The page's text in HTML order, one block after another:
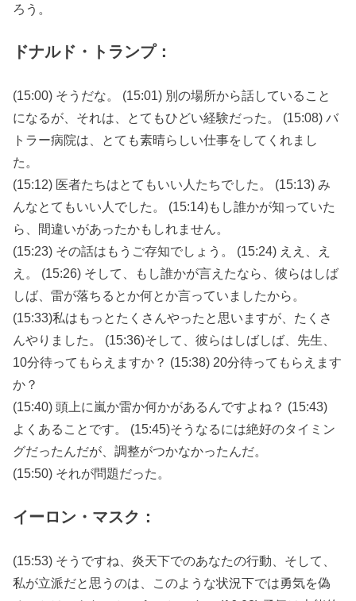
ろう。
ドナルド・トランプ：
(15:00) そうだな。 (15:01) 別の場所から話していること
になるが、それは、とてもひどい経験だった。 (15:08) バ
トラー病院は、とても素晴らしい仕事をしてくれまし
た。
(15:12) 医者たちはとてもいい人たちでした。 (15:13) み
んなとてもいい人でした。 (15:14)もし誰かが知っていた
ら、間違いがあったかもしれません。
(15:23) その話はもうご存知でしょう。 (15:24) ええ、え
え。 (15:26) そして、もし誰かが言えたなら、彼らはしば
しば、雷が落ちるとか何とか言っていましたから。
(15:33)私はもっとたくさんやったと思いますが、たくさ
んやりました。 (15:36)そして、彼らはしばしば、先生、
10分待ってもらえますか？ (15:38) 20分待ってもらえます
か？
(15:40) 頭上に嵐か雷か何かがあるんですよね？ (15:43)
よくあることです。 (15:45)そうなるには絶好のタイミン
グだったんだが、調整がつかなかったんだ。
(15:50) それが問題だった。
イーロン・マスク：
(15:53) そうですね、炎天下でのあなたの行動、そして、
私が立派だと思うのは、このような状況下では勇気を偽